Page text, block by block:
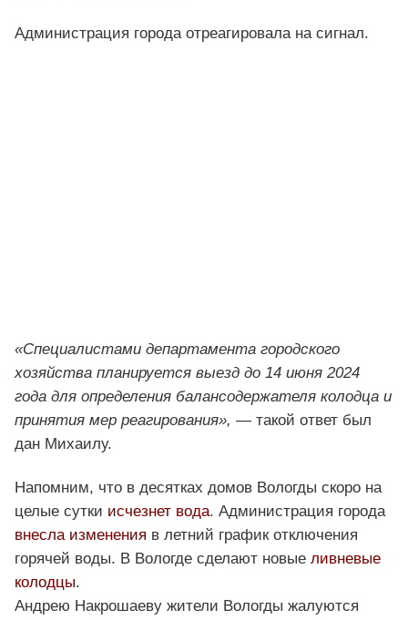
Администрация города отреагировала на сигнал.
«Специалистами департамента городского
хозяйства планируется выезд до 14 июня 2024
года для определения балансодержателя колодца и
принятия мер реагирования», — такой ответ был
дан Михаилу.
Напомним, что в десятках домов Вологды скоро на
целые сутки исчезнет вода. Администрация города
внесла изменения в летний график отключения
горячей воды. В Вологде сделают новые ливневые
колодцы.
Андрею Накрошаеву жители Вологды жалуются